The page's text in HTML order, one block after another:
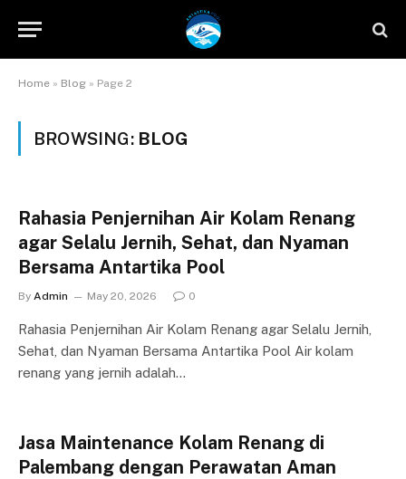
Home » Blog » Page 2
BROWSING: BLOG
Rahasia Penjernihan Air Kolam Renang
agar Selalu Jernih, Sehat, dan Nyaman
Bersama Antartika Pool
By Admin May 20, 2026 0
Rahasia Penjernihan Air Kolam Renang agar Selalu Jernih,
Sehat, dan Nyaman Bersama Antartika Pool Air kolam
renang yang jernih adalah…
Jasa Maintenance Kolam Renang di
Palembang dengan Perawatan Aman